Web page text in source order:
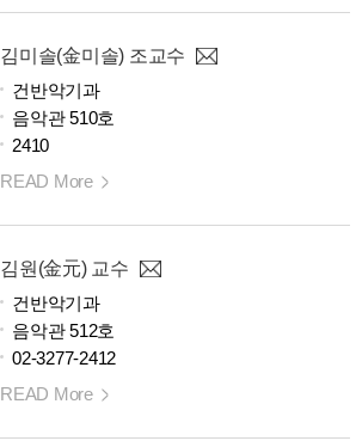
김미솔(金미솔) 조교수
건반악기과
음악관 510호
2410
READ More
김원(金元) 교수
건반악기과
음악관 512호
02-3277-2412
READ More